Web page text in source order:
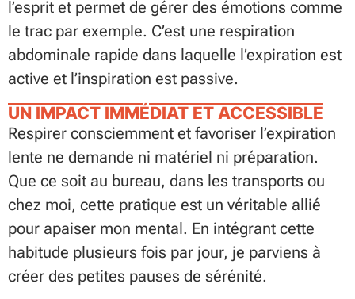
l’esprit et permet de gérer des émotions comme
le trac par exemple. C’est une respiration
abdominale rapide dans laquelle l’expiration est
active et l’inspiration est passive.
UN IMPACT IMMÉDIAT ET ACCESSIBLE
Respirer consciemment et favoriser l’expiration
lente ne demande ni matériel ni préparation.
Que ce soit au bureau, dans les transports ou
chez moi, cette pratique est un véritable allié
pour apaiser mon mental. En intégrant cette
habitude plusieurs fois par jour, je parviens à
créer des petites pauses de sérénité.